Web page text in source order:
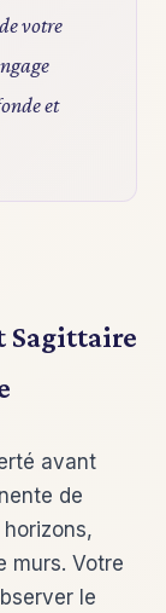
votre
et
Sagittaire
avant
de
murs. Votre
le